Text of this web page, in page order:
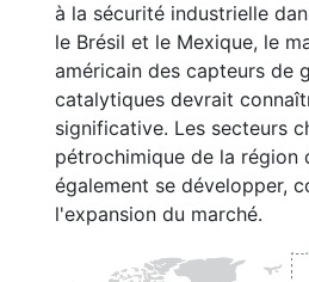
à la sécurité industrielle
le Brésil et le Mexique, le
américain des capteurs de
catalytiques devrait
significative. Les secteurs
pétrochimique de la région
également se développer,
l'expansion du marché.